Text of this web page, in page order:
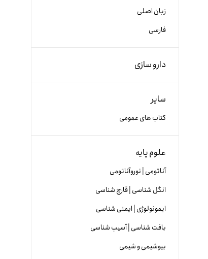
زبان اصلی
فارسی
دارو سازی
سایر
کتاب های عمومی
علوم پایه
آناتومی | نوروآناتومی
انگل شناسی | قارچ شناسی
ایمونولوژی | ایمنی شناسی
بافت شناسی | آسیب شناسی
بیوشیمی و شیمی